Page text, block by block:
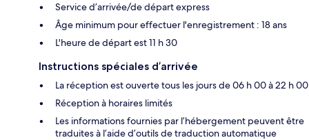
Service d’arrivée/de départ express
Âge minimum pour effectuer l'enregistrement : 18 ans
L'heure de départ est 11 h 30
Instructions spéciales d’arrivée
La réception est ouverte tous les jours de 06 h 00 à 22 h 00
Réception à horaires limités
Les informations fournies par l’hébergement peuvent être
traduites à l’aide d’outils de traduction automatique